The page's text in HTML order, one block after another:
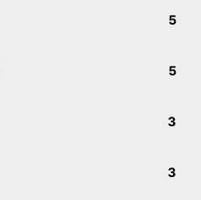
5
5
3
3